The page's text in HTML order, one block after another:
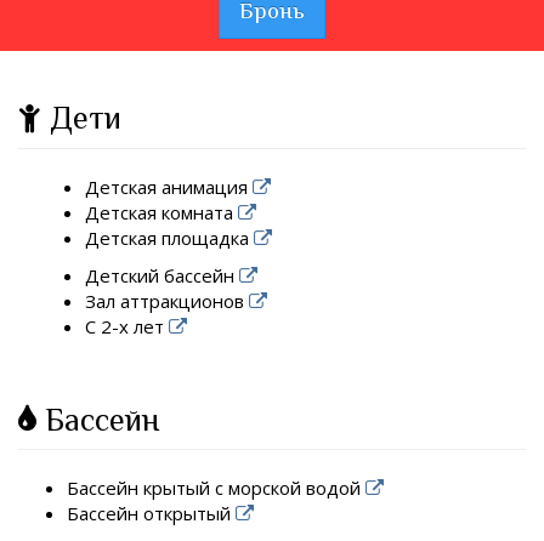
Бронь
Дети
Детская анимация
Детская комната
Детская площадка
Детский бассейн
Зал аттракционов
С 2-х лет
Бассейн
Бассейн крытый с морской водой
Бассейн открытый